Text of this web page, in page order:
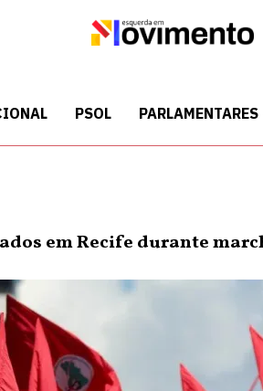
PSOL PARLAMENTARES
em Recife durante